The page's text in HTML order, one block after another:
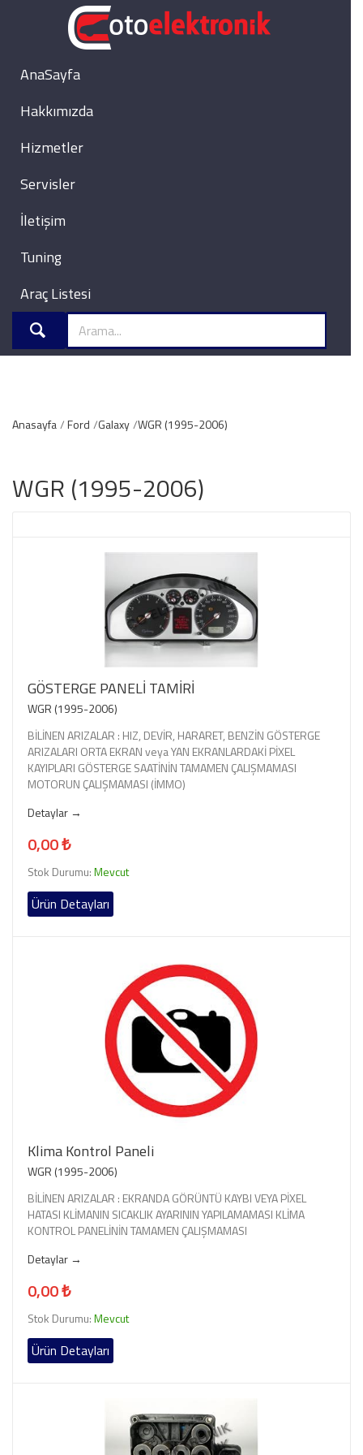
AnaSayfa
Hakkımızda
Hizmetler
Servisler
İletişim
Tuning
Araç Listesi
Anasayfa Ford Galaxy WGR (1995-2006)
WGR (1995-2006)
GÖSTERGE PANELİ TAMİRİ
WGR (1995-2006)
BİLİNEN ARIZALAR : HIZ, DEVİR, HARARET, BENZİN GÖSTERGE
ARIZALARI ORTA EKRAN veya YAN EKRANLARDAKİ PİXEL
KAYIPLARI GÖSTERGE SAATİNİN TAMAMEN ÇALIŞMAMASI
MOTORUN ÇALIŞMAMASI (İMMO)
Detaylar →
0,00 ₺
Stok Durumu:Mevcut
Ürün Detayları
Klima Kontrol Paneli
WGR (1995-2006)
BİLİNEN ARIZALAR : EKRANDA GÖRÜNTÜ KAYBI VEYA PİXEL
HATASI KLİMANIN SICAKLIK AYARININ YAPILAMAMASI KLİMA
KONTROL PANELİNİN TAMAMEN ÇALIŞMAMASI
Detaylar →
0,00 ₺
Stok Durumu:Mevcut
Ürün Detayları